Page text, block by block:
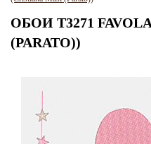
ОБОИ T3271
(PARATO))